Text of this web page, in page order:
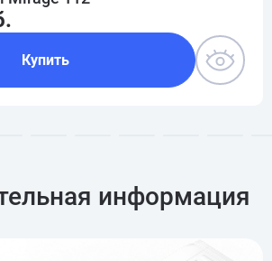
Купить
информация